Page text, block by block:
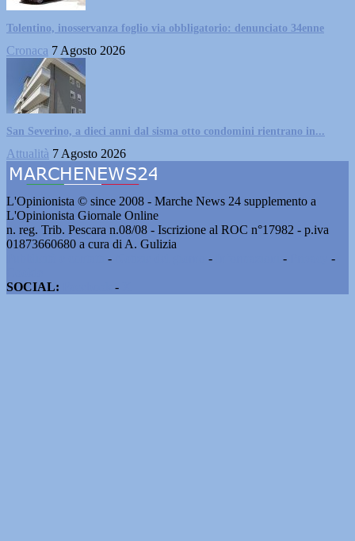
Tolentino, inosservanza foglio via obbligatorio: denunciato 34enne
Cronaca 7 Agosto 2026
San Severino, a dieci anni dal sisma otto condomini rientrano in...
Attualità 7 Agosto 2026
L'Opinionista © since 2008 - Marche News 24 supplemento a
L'Opinionista Giornale Online
n. reg. Trib. Pescara n.08/08 - Iscrizione al ROC n°17982 - p.iva
01873660680 a cura di A. Gulizia
- - -
-
SOCIAL:
-